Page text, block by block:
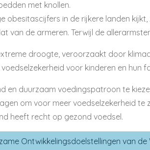
met knollen.
obesitascijfers in de rijkere landen
van de armeren. Terwijl de
droogte, veroorzaakt door
voor kinderen en hun
en duurzaam voedingspatroon te
om voor meer voedselzekerheid te
heeft recht op gezond voedsel.
Ontwikkelingsdoelstellingen van de